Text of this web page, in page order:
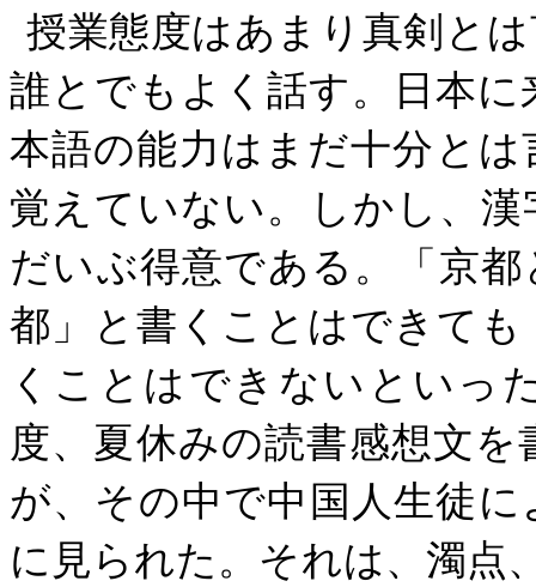
授業態度はあまり真剣と
誰とでもよく話す。日本
本語の能力はまだ十分と
覚えていない。しかし、
だいぶ得意である。「京
都」と書くことはできて
くことはできないといっ
度、夏休みの読書感想文
が、その中で中国人生徒
に見られた。それは、濁点